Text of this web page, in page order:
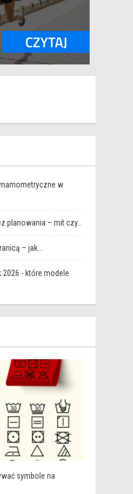
w
planowania – mit czy...
– jak...
2026 - które modele
symbole na